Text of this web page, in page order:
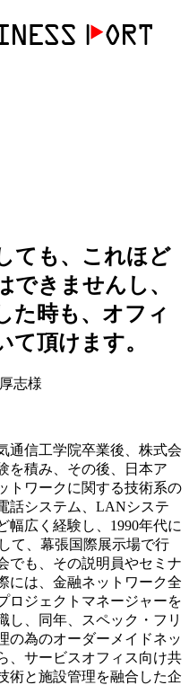
ても、これほど
できませんし、
た時も、オフィ
て頂けます。
志様
通信工学院卒業後、株式会
を積み、その後、日本ア
トワークに関する技術系の
話システム、LANシステ
幅広く経験し、1990年代に
て、幕張国際展示場で行
でも、その説明員やセミナ
には、金融ネットワーク全
ロジェクトマネージャーを
し、同年、スペック・フリ
の為のオーダーメイドネッ
、サービスオフィス向け共
術と施設管理を融合した企